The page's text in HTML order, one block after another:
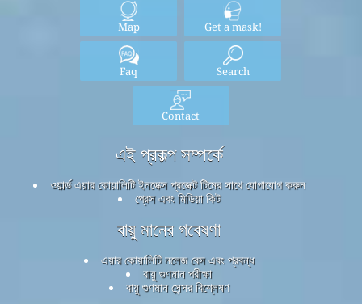
Map Get a mask!
Faq Search
Contact
এই প্রকল্প সম্পর্কে
ওয়ার্ল্ড এয়ার কোয়ালিটি ইনডেক্স প্রজেক্ট টিমের সাথে যোগাযোগ করুন
প্রেস এবং মিডিয়া কিট
বায়ু মানের গবেষণা
এয়ার কোয়ালিটি নলেজ বেস এবং প্রবন্ধ
বায়ু গুণমান পরীক্ষা
বায়ু গুণমান সেন্সর বিশ্লেষণ